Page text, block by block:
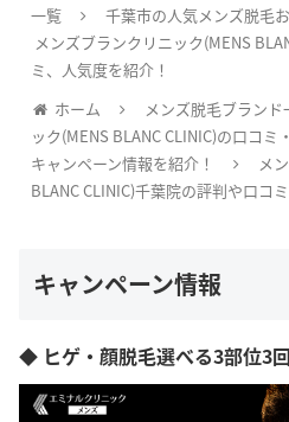
一覧
千葉市の人気メンズ脱毛
メンズブランクリニック(MENS
ミ、人気度を紹介！
ホーム
メンズ脱毛ブランド
ック(MENS BLANC CLINIC)の口コ
キャンペーン情報を紹介！
メ
BLANC CLINIC)千葉院の評判や口コ
キャンペーン情報
◆ ヒゲ・顔脱毛選べる3部位3回